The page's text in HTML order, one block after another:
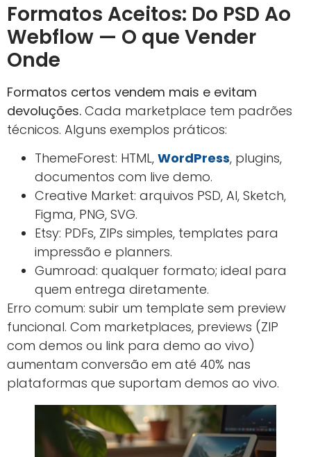
Formatos Aceitos: Do PSD Ao
Webflow — O que Vender
Onde
Formatos certos vendem mais e evitam
devoluções. Cada marketplace tem padrões
técnicos. Alguns exemplos práticos:
ThemeForest: HTML, WordPress, plugins,
documentos com live demo.
Creative Market: arquivos PSD, AI, Sketch,
Figma, PNG, SVG.
Etsy: PDFs, ZIPs simples, templates para
impressão e planners.
Gumroad: qualquer formato; ideal para
quem entrega diretamente.
Erro comum: subir um template sem preview
funcional. Com marketplaces, previews (ZIP
com demos ou link para demo ao vivo)
aumentam conversão em até 40% nas
plataformas que suportam demos ao vivo.